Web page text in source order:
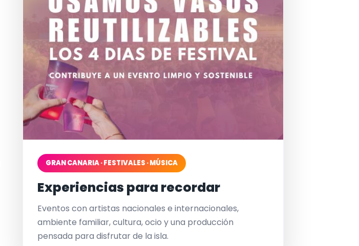
GRAN CANARIA · FESTIVALES · MÚSICA
Experiencias para recordar
Eventos con artistas nacionales e internacionales,
ambiente familiar, cultura, ocio y una producción
pensada para disfrutar de la isla.